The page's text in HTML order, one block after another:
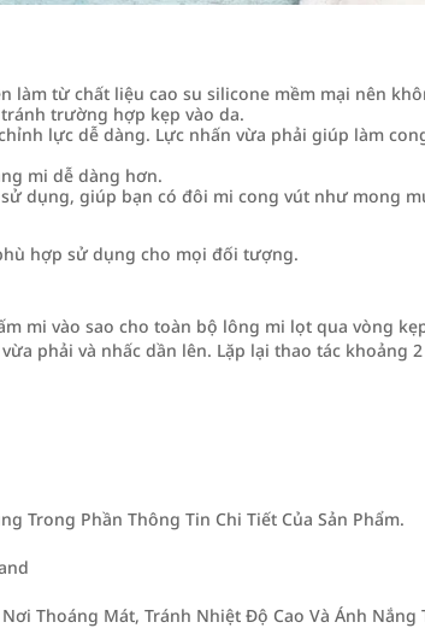
làm từ chất liệu cao su silicone mềm mại nên
trường hợp kẹp vào da.
lực dễ dàng. Lực nhấn vừa phải giúp làm
mi dễ dàng hơn.
dụng, giúp bạn có đôi mi cong vút như mong
hợp sử dụng cho mọi đối tượng.
mi vào sao cho toàn bộ lông mi lọt qua vòng
phải và nhấc dần lên. Lặp lại thao tác khoảng
Trong Phần Thông Tin Chi Tiết Của Sản Phẩm.
Thoáng Mát, Tránh Nhiệt Độ Cao Và Ánh Nắng